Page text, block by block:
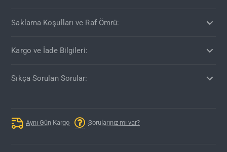
Saklama Koşulları ve Raf Ömrü:
Kargo ve İade Bilgileri:
Sıkça Sorulan Sorular:
Aynı Gün Kargo Sorularınız mı var?